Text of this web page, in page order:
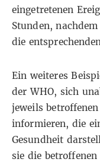
eingetretenen
Stunden,
die
Ein weiteres
der WHO, sich
jeweils
informieren, die
Gesundheit
sie die